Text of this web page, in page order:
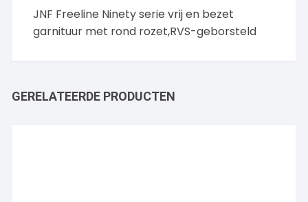
JNF Freeline Ninety serie vrij en bezet
garnituur met rond rozet,RVS-geborsteld
GERELATEERDE PRODUCTEN